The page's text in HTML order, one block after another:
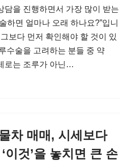
담을 진행하면서 가장 많이 받는
하면 얼마나 오래 하나요?”입니
보다 먼저 확인해야 할 것이 있
수술을 고려하는 분들 중 약
로는 조루가 아닌…
차 매매, 시세보다
이것’을 놓치면 큰 손